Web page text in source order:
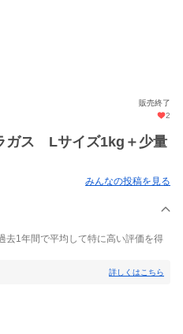
販売終了
2
ガス Lサイズ1kg＋少量
みんなの投稿を見る
去1年間で平均して特に高い評価を得
詳しくはこちら